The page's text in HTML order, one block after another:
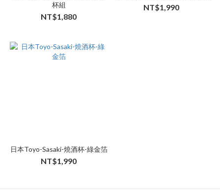
杯組
NT$1,880
NT$1,990
日本Toyo-Sasaki-燒酒杯-綠金箔
NT$1,990